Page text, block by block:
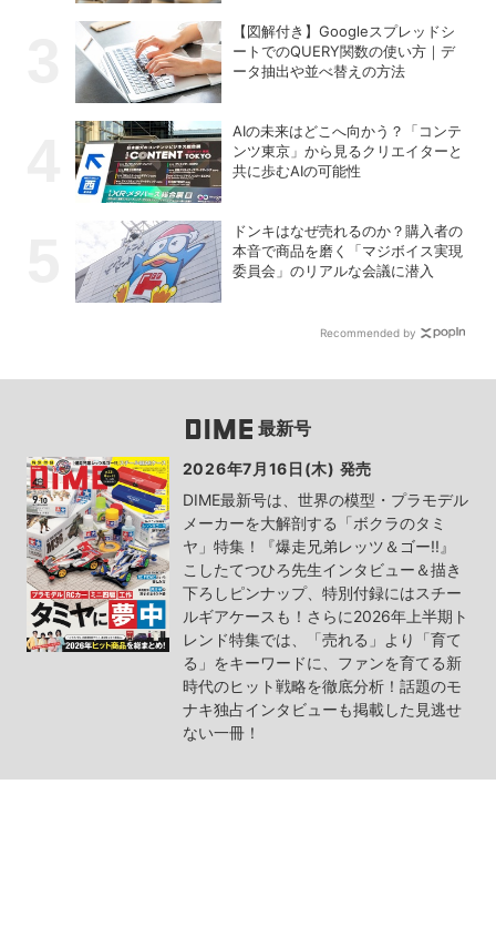
【図解付き】Googleスプレッドシ
ートでのQUERY関数の使い方｜デ
ータ抽出や並べ替えの方法
AIの未来はどこへ向かう？「コンテ
ンツ東京」から見るクリエイターと
共に歩むAIの可能性
ドンキはなぜ売れるのか？購入者の
本音で商品を磨く「マジボイス実現
委員会」のリアルな会議に潜入
Recommended by
最新号
2026年7月16日(木) 発売
DIME最新号は、世界の模型・プラモデル
メーカーを大解剖する「ボクラのタミ
ヤ」特集！『爆走兄弟レッツ＆ゴー!!』
こしたてつひろ先生インタビュー＆描き
下ろしピンナップ、特別付録にはスチー
ルギアケースも！さらに2026年上半期ト
レンド特集では、「売れる」より「育て
る」をキーワードに、ファンを育てる新
時代のヒット戦略を徹底分析！話題のモ
ナキ独占インタビューも掲載した見逃せ
ない一冊！